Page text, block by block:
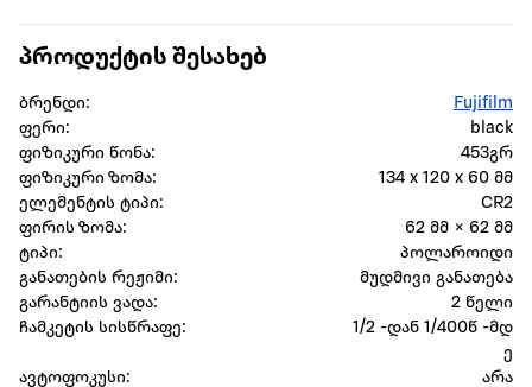
პროდუქტის შესახებ
ბრენდი:
Fujifilm
ფერი:
black
ფიზიკური წონა:
453გრ
ფიზიკური ზომა:
134 x 120 x 60 მმ
ელემენტის ტიპი:
CR2
ფირის ზომა:
62 მმ × 62 მმ
ტიპი:
პოლაროიდი
განათების რეჟიმი:
მუდმივი განათება
გარანტიის ვადა:
2 წელი
ჩამკეტის სისწრაფე:
1/2 -დან 1/400წ -მდ
ე
ავტოფოკუსი:
არა